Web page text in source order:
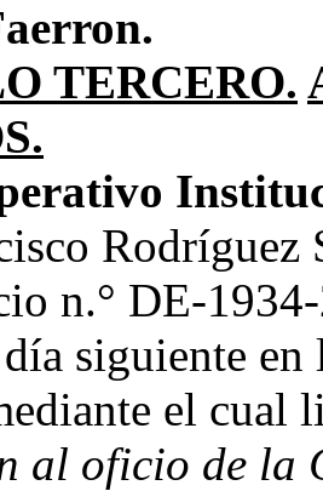
TERCERO.
n.° DE-
siguiente en
el cual
al oficio de la